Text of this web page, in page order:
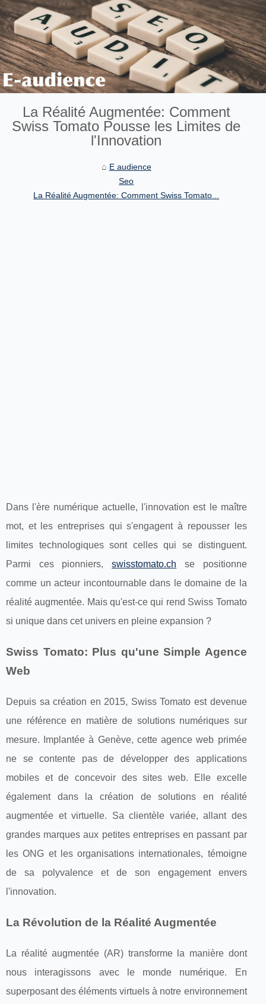
La Réalité Augmentée: Comment
Swiss Tomato Pousse les Limites de
l'Innovation
E audience
Seo
La Réalité Augmentée: Comment Swiss Tomato...
Dans l'ère numérique actuelle, l'innovation est le maître
mot, et les entreprises qui s'engagent à repousser les
limites technologiques sont celles qui se distinguent.
Parmi ces pionniers,swisstomato.ch se positionne
comme un acteur incontournable dans le domaine de la
réalité augmentée. Mais qu'est-ce qui rend Swiss Tomato
si unique dans cet univers en pleine expansion ?
Swiss Tomato: Plus qu'une Simple Agence
Web
Depuis sa création en 2015, Swiss Tomato est devenue
une référence en matière de solutions numériques sur
mesure. Implantée à Genève, cette agence web primée
ne se contente pas de développer des applications
mobiles et de concevoir des sites web. Elle excelle
également dans la création de solutions en réalité
augmentée et virtuelle. Sa clientèle variée, allant des
grandes marques aux petites entreprises en passant par
les ONG et les organisations internationales, témoigne
de sa polyvalence et de son engagement envers
l'innovation.
La Révolution de la Réalité Augmentée
La réalité augmentée (AR) transforme la manière dont
nous interagissons avec le monde numérique. En
superposant des éléments virtuels à notre environnement